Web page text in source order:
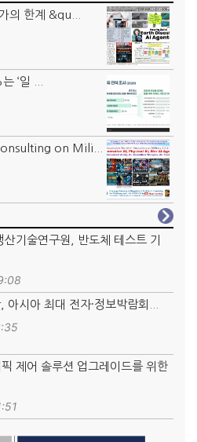
의 한계 &qu...
‘일 ...
on Mili...
산기술연구원, 반도체 테스트 기
아시아 최대 전자·정보박람회...
제어 솔루션 업그레이드를 위한